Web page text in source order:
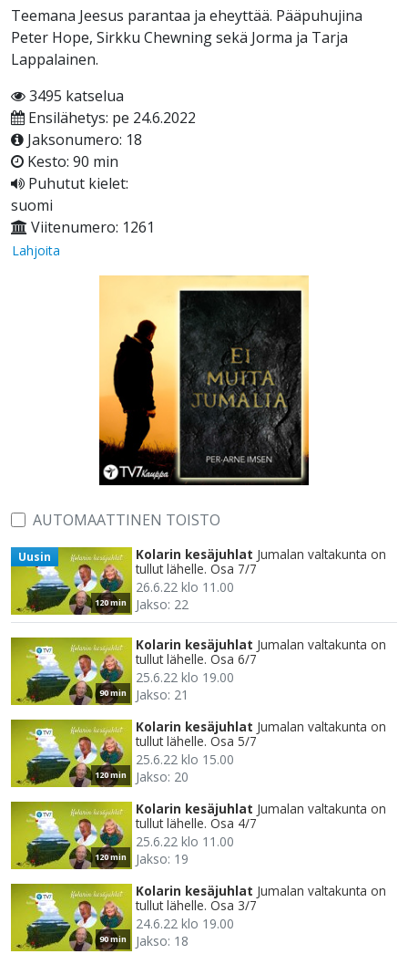
Teemana Jeesus parantaa ja eheyttää. Pääpuhujina
Peter Hope, Sirkku Chewning sekä Jorma ja Tarja
Lappalainen.
3495 katselua
Ensilähetys: pe 24.6.2022
Jaksonumero: 18
Kesto: 90 min
Puhutut kielet:
suomi
Viitenumero: 1261
Lahjoita
AUTOMAATTINEN TOISTO
120 min
Uusin Kolarin kesäjuhlat Jumalan valtakunta on
tullut lähelle. Osa 7/7
26.6.22 klo 11.00
Jakso: 22
90 min
Kolarin kesäjuhlat Jumalan valtakunta on
tullut lähelle. Osa 6/7
25.6.22 klo 19.00
Jakso: 21
120 min
Kolarin kesäjuhlat Jumalan valtakunta on
tullut lähelle. Osa 5/7
25.6.22 klo 15.00
Jakso: 20
120 min
Kolarin kesäjuhlat Jumalan valtakunta on
tullut lähelle. Osa 4/7
25.6.22 klo 11.00
Jakso: 19
90 min
Kolarin kesäjuhlat Jumalan valtakunta on
tullut lähelle. Osa 3/7
24.6.22 klo 19.00
Jakso: 18